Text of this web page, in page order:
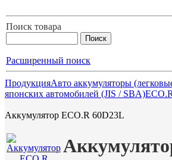
Поиск товара
Расширенный поиск
ПродукцияАвто аккумуляторы
японских автомобилей (JIS / SBA)
Аккумулятор ECO.R 60D23L